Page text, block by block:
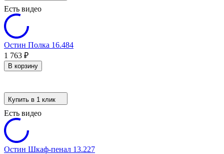
Есть видео
Остин Полка 16.484
1 763 ₽
В корзину
Купить в 1 клик
Есть видео
Остин Шкаф-пенал 13.227